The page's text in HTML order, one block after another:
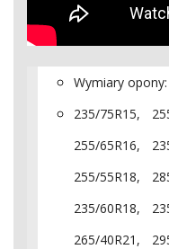
Wymiary opony:
235/75R15,
255/65R16,
255/55R18,
235/60R18,
265/40R21,